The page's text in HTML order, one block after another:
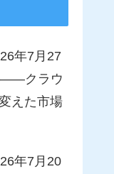
年7月27
――クラウ
えた市場
年7月20